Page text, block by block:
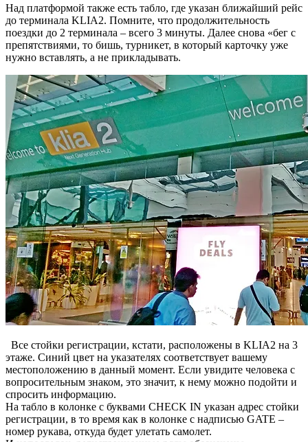
Над платформой также есть табло, где указан ближайший рейс
до терминала KLIA2. Помните, что продолжительность
поездки до 2 терминала – всего 3 минуты. Далее снова «бег с
препятствиями, то бишь, турникет, в который карточку уже
нужно вставлять, а не прикладывать.
Все стойки регистрации, кстати, расположены в KLIA2 на 3
этаже. Синий цвет на указателях соответствует вашему
местоположению в данный момент. Если увидите человека с
вопросительным знаком, это значит, к нему можно подойти и
спросить информацию.
На табло в колонке с буквами CHECK IN указан адрес стойки
регистрации, в то время как в колонке с надписью GATE –
номер рукава, откуда будет улетать самолет.